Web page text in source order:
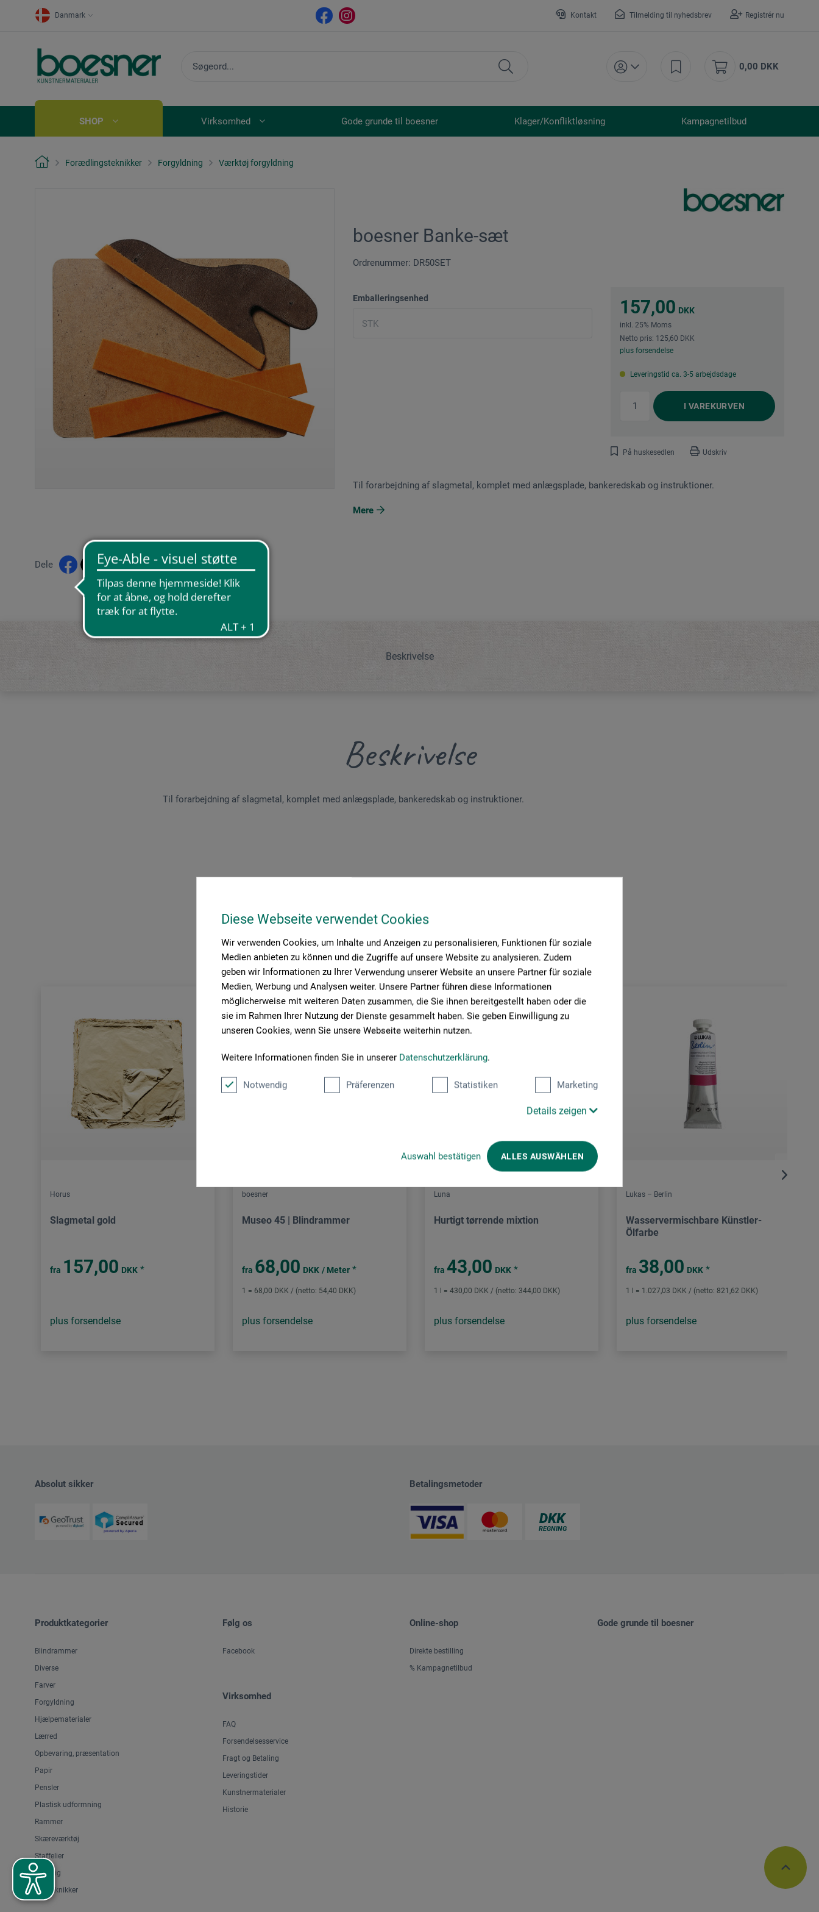
Diese Webseite verwendet Cookies
Wir verwenden Cookies, um Inhalte und Anzeigen zu personalisieren, Funktionen für soziale
Medien anbieten zu können und die Zugriffe auf unsere Website zu analysieren. Zudem
geben wir Informationen zu Ihrer Verwendung unserer Website an unsere Partner für soziale
Medien, Werbung und Analysen weiter. Unsere Partner führen diese Informationen
möglicherweise mit weiteren Daten zusammen, die Sie ihnen bereitgestellt haben oder die
sie im Rahmen Ihrer Nutzung der Dienste gesammelt haben. Sie geben Einwilligung zu
unseren Cookies, wenn Sie unsere Webseite weiterhin nutzen.
Weitere Informationen finden Sie in unserer Datenschutzerklärung.
Notwendig Präferenzen Statistiken Marketing
Details zeigen
Auswahl bestätigen ALLES AUSWÄHLEN
Danmark Kontakt Tilmelding til nyhedsbrev Registrér nu
0,00 DKK
SHOP Virksomhed Gode grunde til boesner Klager/Konfliktløsning Kampagnetilbud
Forædlingsteknikker Forgyldning Værktøj forgyldning
boesner Banke-sæt
Ordrenummer: DR50SET
Emballeringsenhed 157,00 DKK
inkl. 25% Moms
Netto pris: 125,60 DKK
plus forsendelse
Leveringstid ca. 3-5 arbejdsdage
I VAREKURVEN
På huskesedlen Udskriv
Dele
Til forarbejdning af slagmetal, komplet med anlægsplade, bankeredskab og instruktioner.
Mere
Beskrivelse
Beskrivelse
Til forarbejdning af slagmetal, komplet med anlægsplade, bankeredskab og instruktioner.
Kunder købte også
Horus
Slagmetal gold
fra 157,00 DKK *
plus forsendelse
boesner
Museo 45 | Blindrammer
fra 68,00 DKK / Meter *
1 = 68,00 DKK / (netto: 54,40 DKK)
plus forsendelse
Luna
Hurtigt tørrende mixtion
fra 43,00 DKK *
1 l = 430,00 DKK / (netto: 344,00 DKK)
plus forsendelse
Lukas – Berlin
Wasservermischbare Künstler-
Ölfarbe
fra 38,00 DKK *
1 l = 1.027,03 DKK / (netto: 821,62 DKK)
plus forsendelse
Absolut sikker Betalingsmetoder
Produktkategorier
Blindrammer
Diverse
Farver
Forgyldning
Hjælpematerialer
Lærred
Opbevaring, præsentation
Papir
Pensler
Plastisk udformning
Rammer
Skæreværktøj
Staffelier
Tegning
Trykteknikker
Følg os
Facebook
Virksomhed
FAQ
Forsendelsesservice
Fragt og Betaling
Leveringstider
Kunstnermaterialer
Historie
Online-shop
Direkte bestilling
% Kampagnetilbud
Gode grunde til boesner